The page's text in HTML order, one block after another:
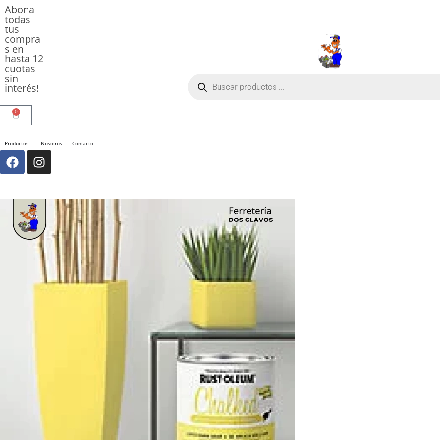
Abona
todas
tus
compra
s en
hasta 12
cuotas
sin
interés!
0
Productos Nosotros Contacto